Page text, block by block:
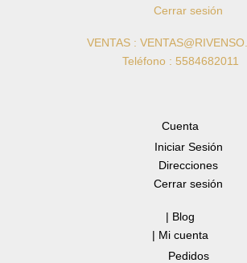
Cerrar sesión
VENTAS :
Teléfono : 5584682011
Cuenta
Iniciar Sesión
Direcciones
Cerrar sesión
| Blog
| Mi cuenta
Pedidos